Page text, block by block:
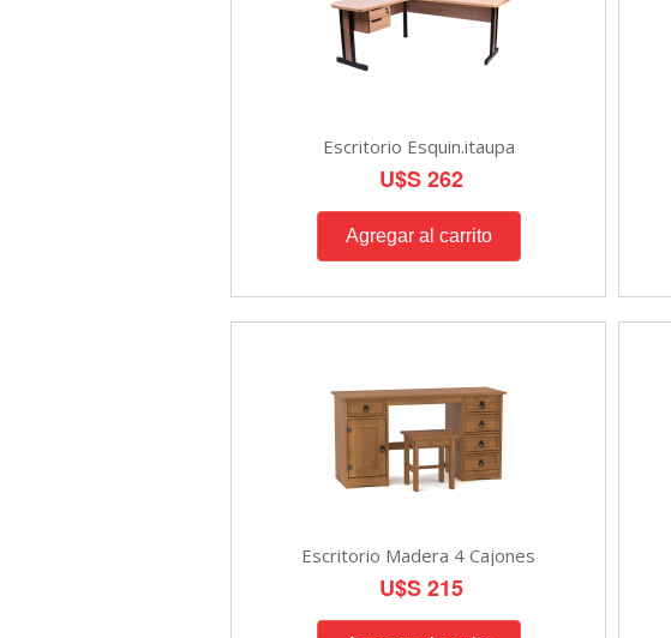
Escritorio Esquin.itaupa
U$S 262
Escritorio Madera 4 Cajones
U$S 215